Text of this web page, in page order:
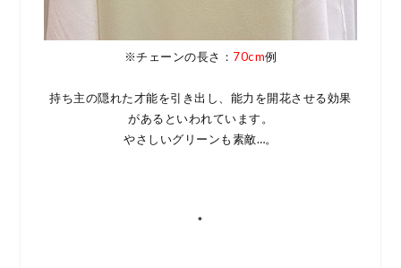
※チェーンの長さ： 70cm例
持ち主の隠れた才能を引き出し、能力を開花させる効果
があるといわれています。
やさしいグリーンも素敵…。
*